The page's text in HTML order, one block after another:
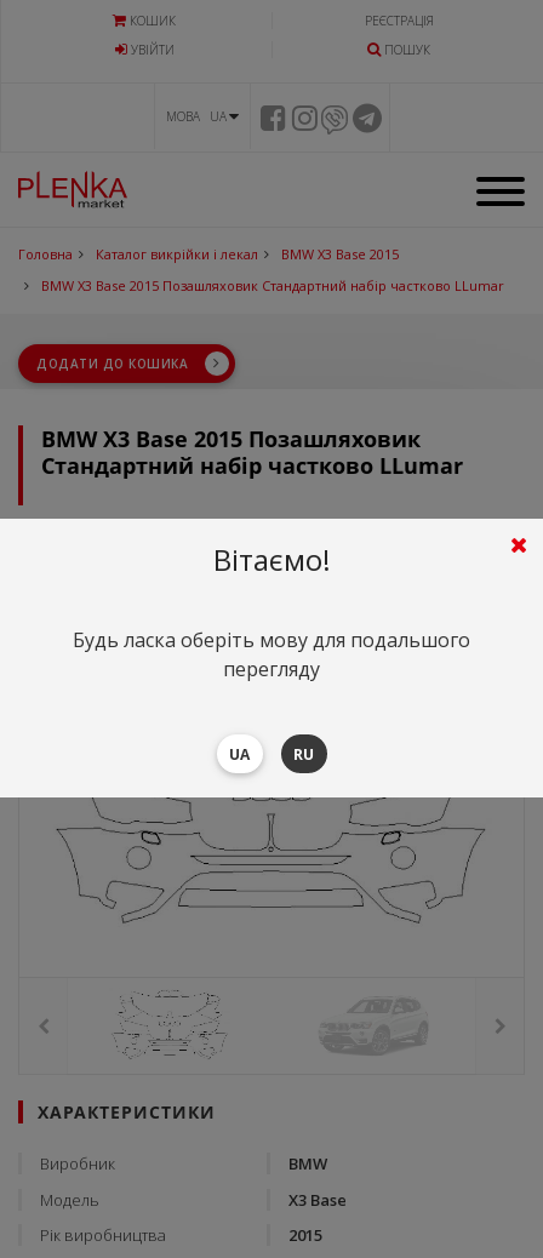
КОШИК
РЕЄСТРАЦІЯ
УВIЙТИ
ПОШУК
МОВА UA
Головна Каталог викрійки і лекал
BMW X3 Base 2015
BMW X3 Base 2015 Позашляховик Стандартний набір частково LLumar
ДОДАТИ ДО КОШИКА
BMW X3 Base 2015 Позашляховик
Стандартний набір частково LLumar
грн. ($212.54)
ХАРАКТЕРИСТИКИ
Виробник
BMW
Модель
X3 Base
Рік виробництва
2015
Вітаємо!
Будь ласка оберіть мову для подальшого
перегляду
UA RU